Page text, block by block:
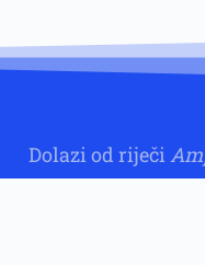
Dolazi od riječi